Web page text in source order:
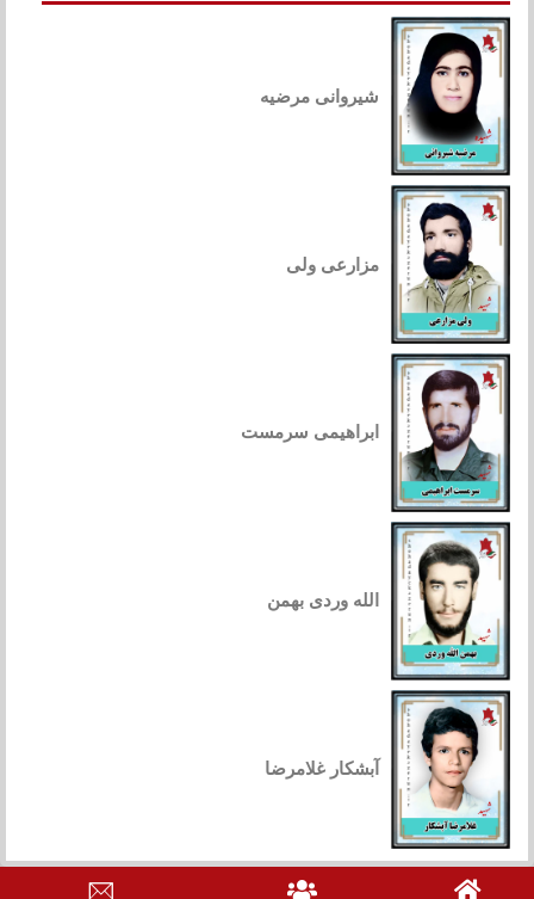
شیروانی مرضیه
مزارعی ولی
ابراهیمی سرمست
الله وردی بهمن
آبشکار غلامرضا